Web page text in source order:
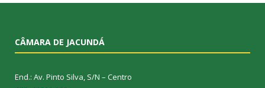
CÂMARA DE JACUNDÁ
End.: Av. Pinto Silva, S/N – Centro